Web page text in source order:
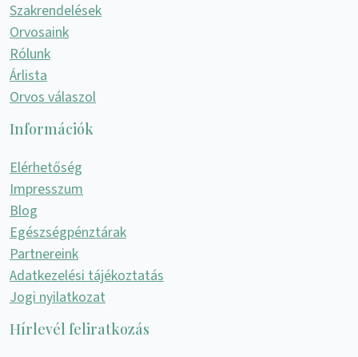
Szakrendelések
Orvosaink
Rólunk
Árlista
Orvos válaszol
Információk
Elérhetőség
Impresszum
Blog
Egészségpénztárak
Partnereink
Adatkezelési tájékoztatás
Jogi nyilatkozat
Hírlevél feliratkozás